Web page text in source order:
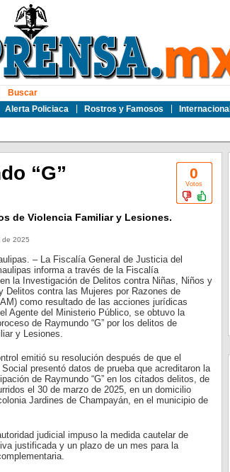
Alerta Policiaca Rostros y Famosos Internacional
Buscar
0
Votos
“G”
de Violencia Familiar y Lesiones.
de 2025
– La Fiscalía General de Justicia del
informa a través de la Fiscalía
la Investigación de Delitos contra Niñas, Niños y
Delitos contra las Mujeres por Razones de
como resultado de las acciones jurídicas
Agente del Ministerio Público, se obtuvo la
de Raymundo “G” por los delitos de
y Lesiones.
emitió su resolución después de que el
Social presentó datos de prueba que acreditaron la
de Raymundo “G” en los citados delitos, de
el 30 de marzo de 2025, en un domicilio
Jardines de Champayán, en el municipio de
judicial impuso la medida cautelar de
justificada y un plazo de un mes para la